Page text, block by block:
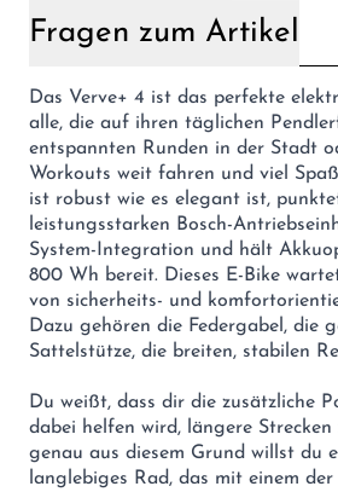
Fragen zum Artikel
Das Verve+ 4 ist das perfekte
alle, die auf ihren täglichen
entspannten Runden in der Stadt
Workouts weit fahren und viel
ist robust wie es elegant ist,
leistungsstarken Bosch-
System-Integration und hält
800 Wh bereit. Dieses E-Bike
von sicherheits- und
Dazu gehören die Federgabel, die
Sattelstütze, die breiten, stabilen
Du weißt, dass dir die zusätzliche
dabei helfen wird, längere
genau aus diesem Grund willst du
langlebiges Rad, das mit einem